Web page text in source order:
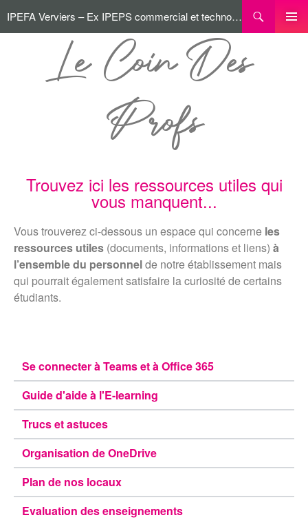
IPEFA Verviers – Ex IPEPS commercial et technologique
Le Coin Des
Profs
Trouvez ici les ressources utiles qui
vous manquent...
Vous trouverez ci-dessous un espace qui concerne les
ressources utiles (documents, informations et liens) à
l’ensemble du personnelde notre établissement mais
qui pourrait également satisfaire la curiosité de certains
étudiants.
Se connecter à Teams et à Office 365
Guide d'aide à l'E-learning
Trucs et astuces
Organisation de OneDrive
Plan de nos locaux
Evaluation des enseignements